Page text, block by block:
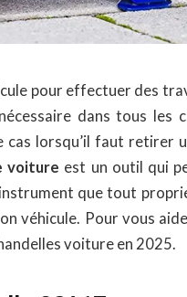
pour effectuer des
dans tous les
cas lorsqu’il faut retirer
voiture est un outil qui
instrument que tout
véhicule. Pour vous
voiture en 2025.